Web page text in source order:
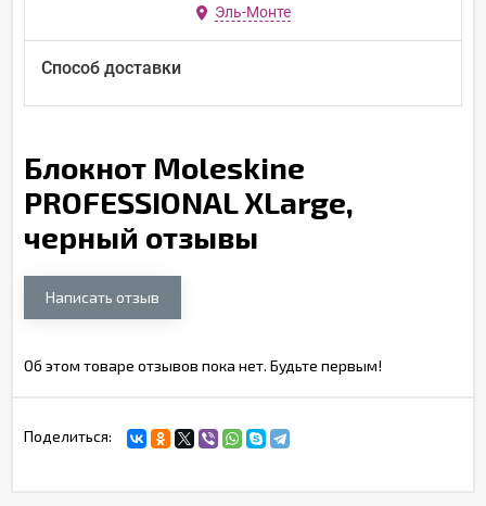
Эль-Монте
Способ доставки
Блокнот Moleskine
PROFESSIONAL XLarge,
черный отзывы
Написать отзыв
Об этом товаре отзывов пока нет. Будьте первым!
Поделиться: